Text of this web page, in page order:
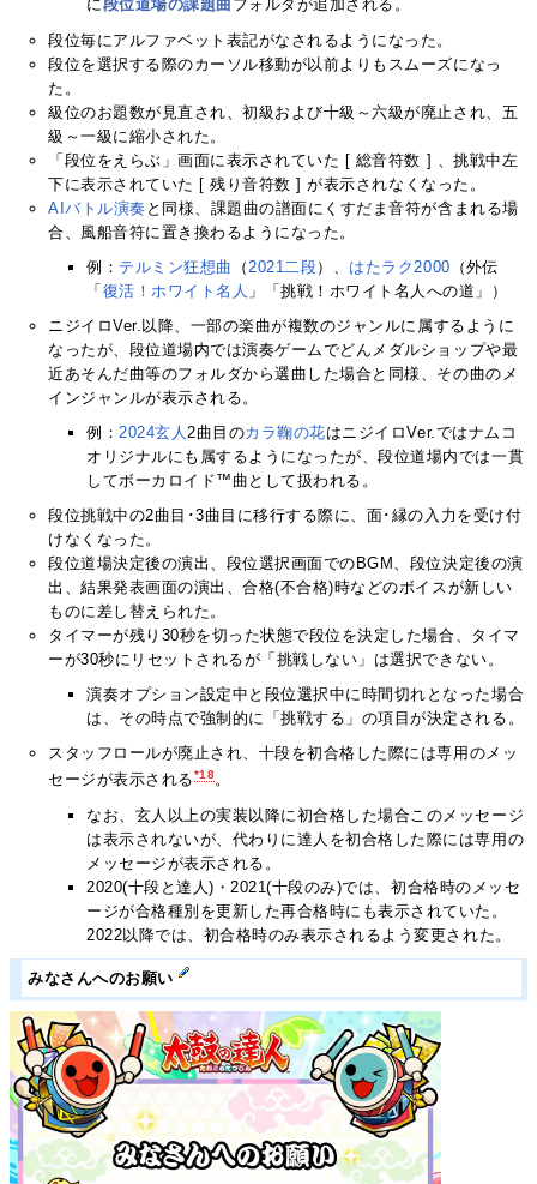
に段位道場の課題曲 フォルダが追加される。
段位毎にアルファベット表記がなされるようになった。
段位を選択する際のカーソル移動が以前よりもスムーズになっ
た。
級位のお題数が見直され、初級および十級～六級が廃止され、五
級～一級に縮小された。
「段位をえらぶ」画面に表示されていた [ 総音符数 ] 、挑戦中左
下に表示されていた [ 残り音符数 ] が表示されなくなった。
AIバトル演奏 と同様、課題曲の譜面にくすだま音符が含まれる場
合、風船音符に置き換わるようになった。
例： テルミン狂想曲 （ 2021二段）、 はたラク2000 （外伝
「復活！ホワイト名人 」「挑戦！ホワイト名人への道」）
ニジイロVer.以降、一部の楽曲が複数のジャンルに属するように
なったが、段位道場内では演奏ゲームでどんメダルショップや最
近あそんだ曲等のフォルダから選曲した場合と同様、その曲のメ
インジャンルが表示される。
例： 2024玄人 2曲目のカラ鞠の花はニジイロVer.ではナムコ
オリジナルにも属するようになったが、段位道場内では一貫
してボーカロイド™曲として扱われる。
段位挑戦中の2曲目･3曲目に移行する際に、面･縁の入力を受け付
けなくなった。
段位道場決定後の演出、段位選択画面でのBGM、段位決定後の演
出、結果発表画面の演出、合格(不合格)時などのボイスが新しい
ものに差し替えられた。
タイマーが残り30秒を切った状態で段位を決定した場合、タイマ
ーが30秒にリセットされるが「挑戦しない」は選択できない。
演奏オプション設定中と段位選択中に時間切れとなった場合
は、その時点で強制的に「挑戦する」の項目が決定される。
スタッフロールが廃止され、十段を初合格した際には専用のメッ
セージが表示される*18。
なお、玄人以上の実装以降に初合格した場合このメッセージ
は表示されないが、代わりに達人を初合格した際には専用の
メッセージが表示される。
2020(十段と達人)・2021(十段のみ)では、初合格時のメッセ
ージが合格種別を更新した再合格時にも表示されていた。
2022以降では、初合格時のみ表示されるよう変更された。
みなさんへのお願い